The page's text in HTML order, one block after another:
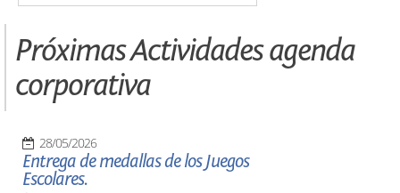
Próximas Actividades agenda
corporativa
28/05/2026
Entrega de medallas de los Juegos
Escolares.